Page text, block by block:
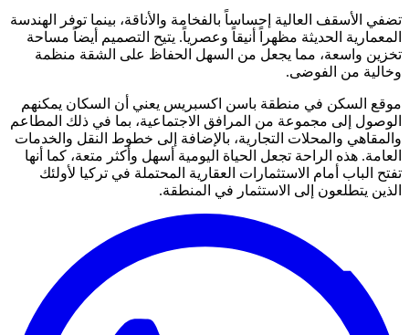
تضفي الأسقف العالية إحساساً بالفخامة والأناقة، بينما توفر الهندسة
المعمارية الحديثة مظهراً أنيقاً وعصرياً. يتيح التصميم أيضاً مساحة
تخزين واسعة، مما يجعل من السهل الحفاظ على الشقة منظمة
وخالية من الفوضى.
موقع السكن في منطقة باسن اكسبريس يعني أن السكان يمكنهم
الوصول إلى مجموعة من المرافق الاجتماعية، بما في ذلك المطاعم
والمقاهي والمحلات التجارية، بالإضافة إلى خطوط النقل والخدمات
العامة. هذه الراحة تجعل الحياة اليومية أسهل وأكثر متعة، كما أنها
تفتح الباب أمام الاستثمارات العقارية المحتملة في تركيا لأولئك
الذين يتطلعون إلى الاستثمار في المنطقة.